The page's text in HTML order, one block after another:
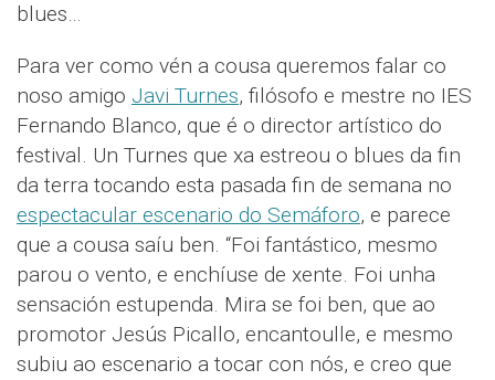
blues…
Para ver como vén a cousa queremos falar co
noso amigo Javi Turnes, filósofo e mestre no IES
Fernando Blanco, que é o director artístico do
festival. Un Turnes que xa estreou o blues da fin
da terra tocando esta pasada fin de semana no
espectacular escenario do Semáforo, e parece
que a cousa saíu ben. “Foi fantástico, mesmo
parou o vento, e enchíuse de xente. Foi unha
sensación estupenda. Mira se foi ben, que ao
promotor Jesús Picallo, encantoulle, e mesmo
subiu ao escenario a tocar con nós, e creo que